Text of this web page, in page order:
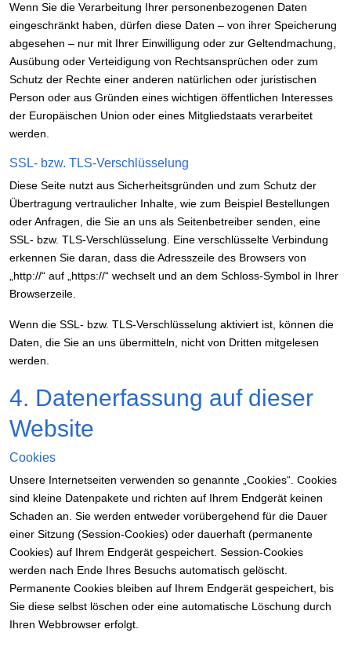
Wenn Sie die Verarbeitung Ihrer personenbezogenen Daten
eingeschränkt haben, dürfen diese Daten – von ihrer Speicherung
abgesehen – nur mit Ihrer Einwilligung oder zur Geltendmachung,
Ausübung oder Verteidigung von Rechtsansprüchen oder zum
Schutz der Rechte einer anderen natürlichen oder juristischen
Person oder aus Gründen eines wichtigen öffentlichen Interesses
der Europäischen Union oder eines Mitgliedstaats verarbeitet
werden.
SSL- bzw. TLS-Verschlüsselung
Diese Seite nutzt aus Sicherheitsgründen und zum Schutz der
Übertragung vertraulicher Inhalte, wie zum Beispiel Bestellungen
oder Anfragen, die Sie an uns als Seitenbetreiber senden, eine
SSL- bzw. TLS-Verschlüsselung. Eine verschlüsselte Verbindung
erkennen Sie daran, dass die Adresszeile des Browsers von
„http://“ auf „https://“ wechselt und an dem Schloss-Symbol in Ihrer
Browserzeile.
Wenn die SSL- bzw. TLS-Verschlüsselung aktiviert ist, können die
Daten, die Sie an uns übermitteln, nicht von Dritten mitgelesen
werden.
4. Datenerfassung auf dieser
Website
Cookies
Unsere Internetseiten verwenden so genannte „Cookies“. Cookies
sind kleine Datenpakete und richten auf Ihrem Endgerät keinen
Schaden an. Sie werden entweder vorübergehend für die Dauer
einer Sitzung (Session-Cookies) oder dauerhaft (permanente
Cookies) auf Ihrem Endgerät gespeichert. Session-Cookies
werden nach Ende Ihres Besuchs automatisch gelöscht.
Permanente Cookies bleiben auf Ihrem Endgerät gespeichert, bis
Sie diese selbst löschen oder eine automatische Löschung durch
Ihren Webbrowser erfolgt.